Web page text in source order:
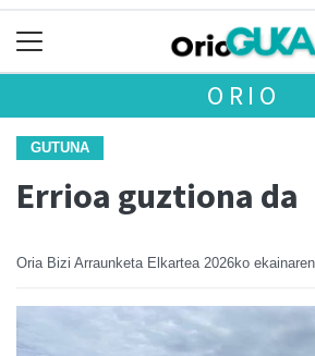
ORIO
GUTUNA
Errioa guztiona da
Oria Bizi Arraunketa Elkartea 2026ko